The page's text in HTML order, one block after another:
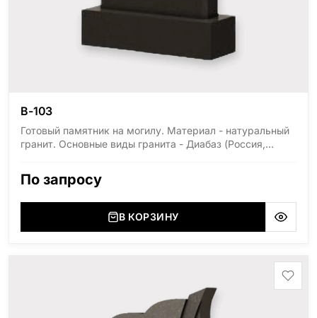
В-103
Готовый памятник на могилу. Материал - натуральный
гранит. Основные виды гранита - Диабаз (Россия,
(Украина, Житомерская область), Лабродарит
(Украина, Житомерская область), Сюксюансаари
(Россия, Карелия), Амфиболит (Россия, Мурманская
минимальные стандартные размеры: Стела: 80x40x5
По запросу
В КОРЗИНУ